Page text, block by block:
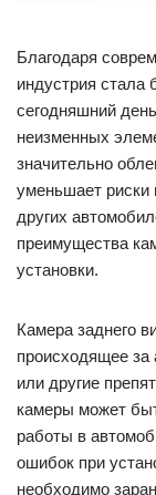
Благодаря
индустрия стала
сегодняшний
неизменных
значительно
уменьшает риски
других
преимущества
установки.
Камера заднего
происходящее
или другие
камеры может
работы в
ошибок при
необходимо